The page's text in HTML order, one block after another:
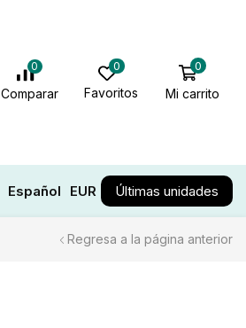
0
Comparar
0
Favoritos
0
Mi carrito
Español EUR Últimas unidades
Regresa a la página anterior